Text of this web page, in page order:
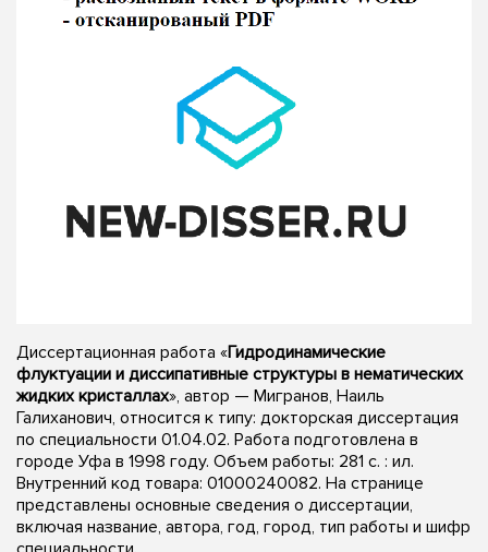
Диссертационная работа «Гидродинамические
флуктуации и диссипативные структуры в нематических
жидких кристаллах», автор — Мигранов, Наиль
Галиханович, относится к типу: докторская диссертация
по специальности 01.04.02. Работа подготовлена в
городе Уфа в 1998 году. Объем работы: 281 с. : ил.
Внутренний код товара: 01000240082. На странице
представлены основные сведения о диссертации,
включая название, автора, год, город, тип работы и шифр